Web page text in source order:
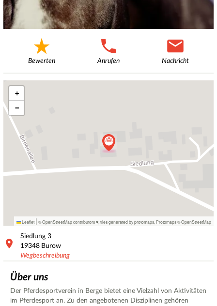
Bewerten Anrufen Nachricht
+
−
Leaflet | © OpenStreetMap contributors ♥, tiles generated by protomaps Protomaps©OpenStreetMap
Siedlung 3
19348 Burow
Wegbeschreibung
Über uns
Der Pferdesportverein in Berge bietet eine Vielzahl von Aktivitäten
im Pferdesport an. Zu den angebotenen Disziplinen gehören